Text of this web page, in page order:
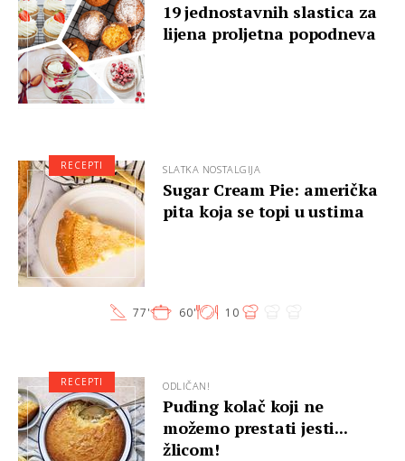
19 jednostavnih slastica za
lijena proljetna popodneva
SLATKA NOSTALGIJA
Sugar Cream Pie: američka
pita koja se topi u ustima
77' 60' 10
RECEPTI
ODLIČAN!
Puding kolač koji ne
možemo prestati jesti...
žlicom!
RECEPTI